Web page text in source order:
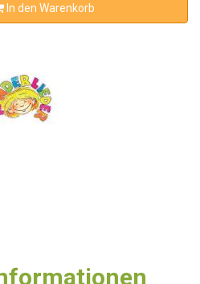
In den Warenkorb